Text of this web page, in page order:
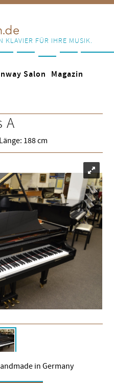
KLAVIER FÜR IHRE MUSIK.
Salon
Magazin
A
188 cm
in Germany